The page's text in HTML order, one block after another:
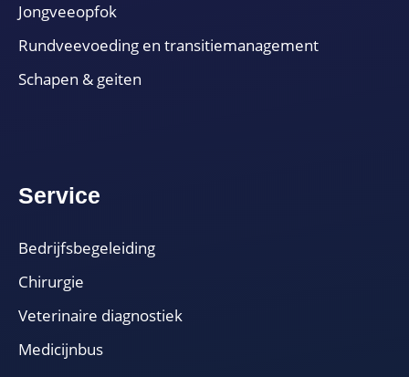
Jongveeopfok
Rundveevoeding en transitiemanagement
Schapen & geiten
Service
Bedrijfsbegeleiding
Chirurgie
Veterinaire diagnostiek
Medicijnbus